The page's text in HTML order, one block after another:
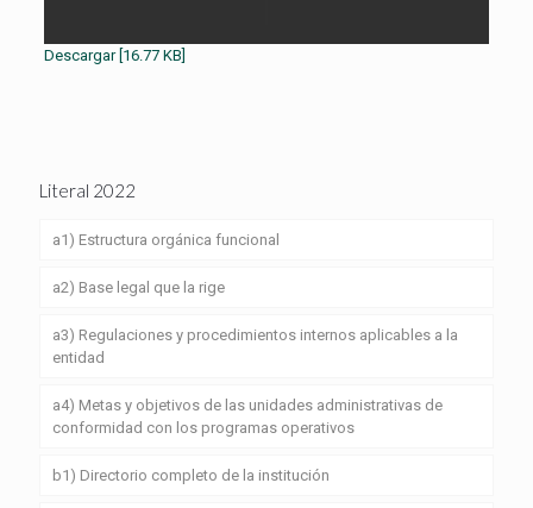
Descargar [16.77 KB]
Literal 2022
a1) Estructura orgánica funcional
a2) Base legal que la rige
a3) Regulaciones y procedimientos internos aplicables a la
entidad
a4) Metas y objetivos de las unidades administrativas de
conformidad con los programas operativos
b1) Directorio completo de la institución